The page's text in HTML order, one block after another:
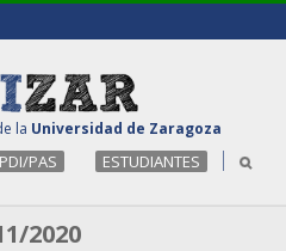
la Universidad de Zaragoza
PDI/PAS ESTUDIANTES
2020